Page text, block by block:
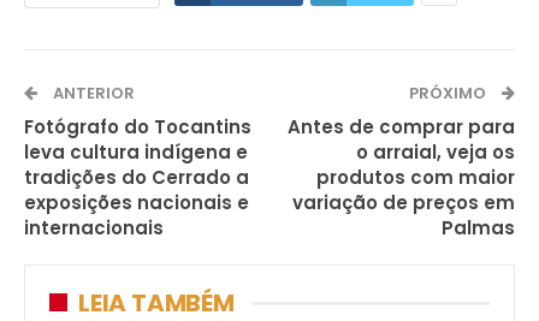
ANTERIOR
Fotógrafo do Tocantins
leva cultura indígena e
tradições do Cerrado a
exposições nacionais e
internacionais
PRÓXIMO
Antes de comprar para
o arraial, veja os
produtos com maior
variação de preços em
Palmas
LEIA TAMBÉM